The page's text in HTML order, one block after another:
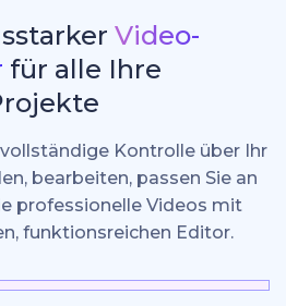
Video-
für alle Ihre
Kontrolle über Ihr
bearbeiten, passen Sie an
professionelle Videos mit
funktionsreichen Editor.